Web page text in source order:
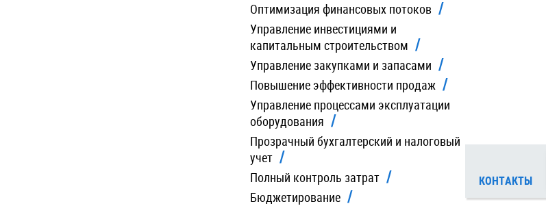
Оптимизация финансовых потоков
Управление инвестициями и
капитальным строительством
Управление закупками и запасами
Повышение эффективности продаж
Управление процессами эксплуатации
оборудования
Прозрачный бухгалтерский и налоговый
учет
Полный контроль затрат
Бюджетирование
КОНТАКТЫ